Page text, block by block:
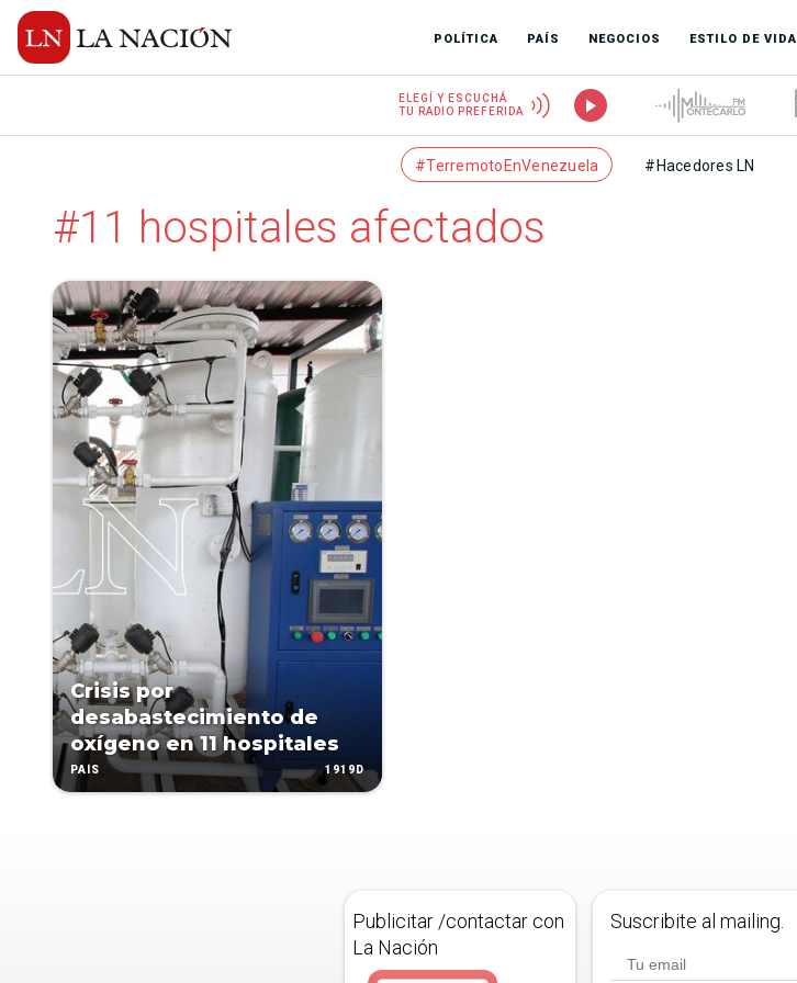
POLÍTICA PAÍS NEGOCIOS ESTILO DE VIDA
ELEGÍ Y ESCUCHÁ
TU RADIO PREFERIDA
#TerremotoEnVenezuela #Hacedores LN
#11 hospitales afectados
Crisis por
desabastecimiento de
oxígeno en 11 hospitales
PAÍS 1919D
Publicitar /contactar con
La Nación
Suscribite al mailing.